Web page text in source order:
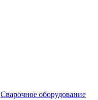
Сварочное оборудование